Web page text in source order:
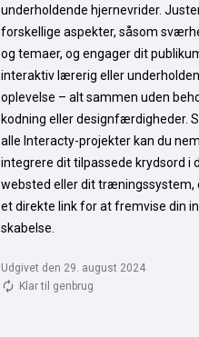
underholdende hjernevrider.
forskellige aspekter, såsom
og temaer, og engager dit
interaktiv lærerig eller
oplevelse – alt sammen uden
kodning eller designfærdigheder.
alle Interacty-projekter kan du
integrere dit tilpassede krydsord i
websted eller dit træningssystem,
et direkte link for at fremvise din
skabelse.
Udgivet den 29. august 2024
Klar til genbrug